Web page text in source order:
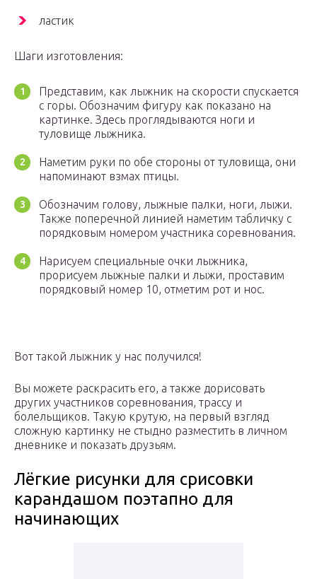
ластик
Шаги изготовления:
Представим, как лыжник на скорости спускается
с горы. Обозначим фигуру как показано на
картинке. Здесь проглядываются ноги и
туловище лыжника.
Наметим руки по обе стороны от туловища, они
напоминают взмах птицы.
Обозначим голову, лыжные палки, ноги, лыжи.
Также поперечной линией наметим табличку с
порядковым номером участника соревнования.
Нарисуем специальные очки лыжника,
прорисуем лыжные палки и лыжи, проставим
порядковый номер 10, отметим рот и нос.
Вот такой лыжник у нас получился!
Вы можете раскрасить его, а также дорисовать
других участников соревнования, трассу и
болельщиков. Такую крутую, на первый взгляд
сложную картинку не стыдно разместить в личном
дневнике и показать друзьям.
Лёгкие рисунки для срисовки
карандашом поэтапно для
начинающих